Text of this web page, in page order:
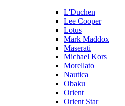
L'Duchen
Lee Cooper
Lotus
Mark Maddox
Maserati
Michael Kors
Morellato
Nautica
Obaku
Orient
Orient Star